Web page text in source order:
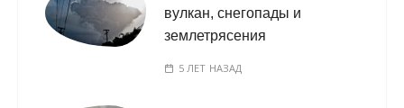
вулкан, снегопады и
землетрясения
5 ЛЕТ НАЗАД